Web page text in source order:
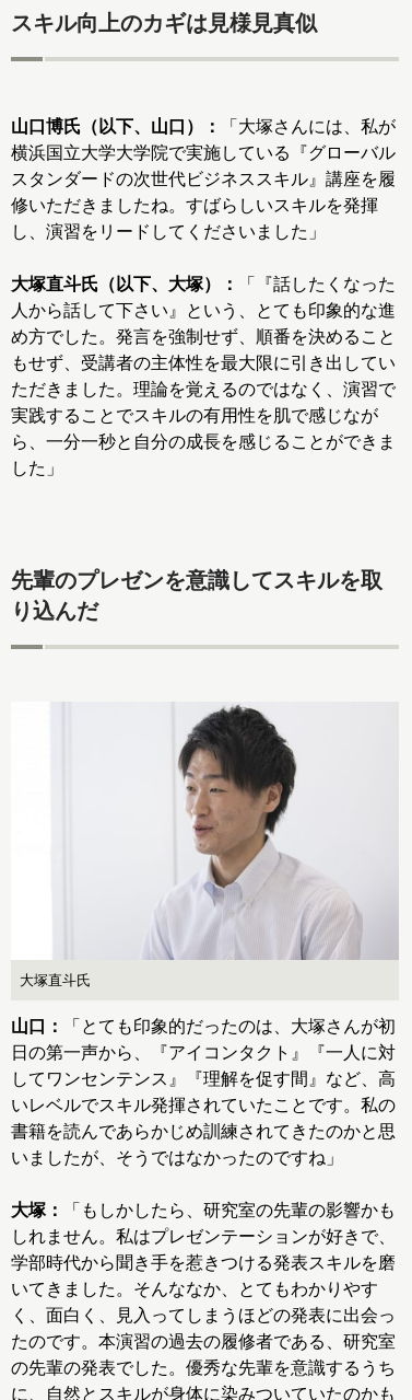
スキル向上のカギは見様見真似
山口博氏（以下、山口）：
「大塚さんには、私が
横浜国立大学大学院で実施している『グローバル
スタンダードの次世代ビジネススキル』講座を履
修いただきましたね。すばらしいスキルを発揮
し、演習をリードしてくださいました」
大塚直斗氏（以下、大塚）：
「『話したくなった
人から話して下さい』という、とても印象的な進
め方でした。発言を強制せず、順番を決めること
もせず、受講者の主体性を最大限に引き出してい
ただきました。理論を覚えるのではなく、演習で
実践することでスキルの有用性を肌で感じなが
ら、一分一秒と自分の成長を感じることができま
した」
先輩のプレゼンを意識してスキルを取
り込んだ
大塚直斗氏
山口：
「とても印象的だったのは、大塚さんが初
日の第一声から、『アイコンタクト』『一人に対
してワンセンテンス』『理解を促す間』など、高
いレベルでスキル発揮されていたことです。私の
書籍を読んであらかじめ訓練されてきたのかと思
いましたが、そうではなかったのですね」
大塚：
「もしかしたら、研究室の先輩の影響かも
しれません。私はプレゼンテーションが好きで、
学部時代から聞き手を惹きつける発表スキルを磨
いてきました。そんななか、とてもわかりやす
く、面白く、見入ってしまうほどの発表に出会っ
たのです。本演習の過去の履修者である、研究室
の先輩の発表でした。優秀な先輩を意識するうち
に、自然とスキルが身体に染みついていたのかも